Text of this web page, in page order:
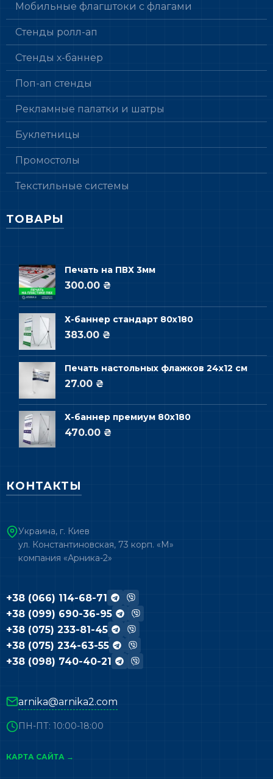
Мобильные флагштоки с флагами
Стенды ролл-ап
Стенды х-баннер
Поп-ап стенды
Рекламные палатки и шатры
Буклетницы
Промостолы
Текстильные системы
ТОВАРЫ
Печать на ПВХ 3мм
300.00 ₴
Х-баннер стандарт 80х180
383.00 ₴
Печать настольных флажков 24х12 см
27.00 ₴
Х-баннер премиум 80х180
470.00 ₴
КОНТАКТЫ
Украина, г. Киев
ул. Константиновская, 73 корп. «М»
компания «Арника-2»
+38 (066) 114-68-71
+38 (099) 690-36-95
+38 (075) 233-81-45
+38 (075) 234-63-55
+38 (098) 740-40-21
arnika@arnika2.com
ПН-ПТ: 10:00-18:00
КАРТА САЙТА →